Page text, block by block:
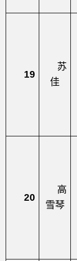
19
苏
佳
20
高
雪琴